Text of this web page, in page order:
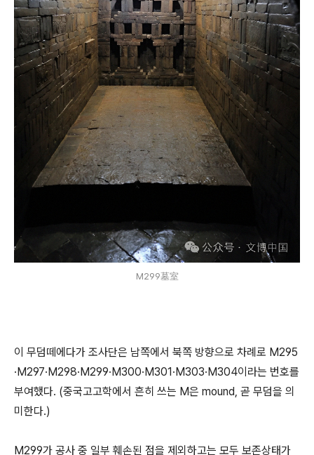
M299墓室
이 무덤떼에다가 조사단은 남쪽에서 북쪽 방향으로 차례로 M295
·M297·M298·M299·M300·M301·M303·M304이라는 번호를
부여했다. (중국고고학에서 흔히 쓰는 M은 mound, 곧 무덤을 의
미한다.)
M299가 공사 중 일부 훼손된 점을 제외하고는 모두 보존상태가